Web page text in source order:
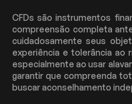
CFDs são instrumentos
compreensão completa
cuidadosamente seus
experiência e tolerância ao
especialmente ao usar
garantir que compreenda
buscar aconselhamento